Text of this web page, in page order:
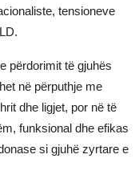
tensioneve
përdorimit të gjuhës
në përputhje me
dhe ligjet, por në të
funksional dhe efikas
si gjuhë zyrtare e